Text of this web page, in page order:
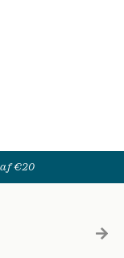
€20